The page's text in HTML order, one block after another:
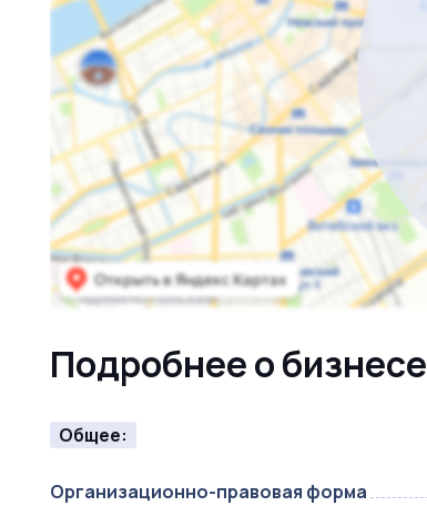
Подробнее о бизнесе
Общее:
Организационно-правовая форма